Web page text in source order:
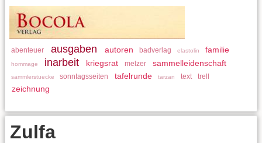
abenteuer ausgaben autoren badverlag elastolin familie
hommage inarbeit kriegsrat melzer sammelleidenschaft
sammlerstuecke sonntagsseiten tafelrunde tarzan text trell
zeichnung
Zulfa